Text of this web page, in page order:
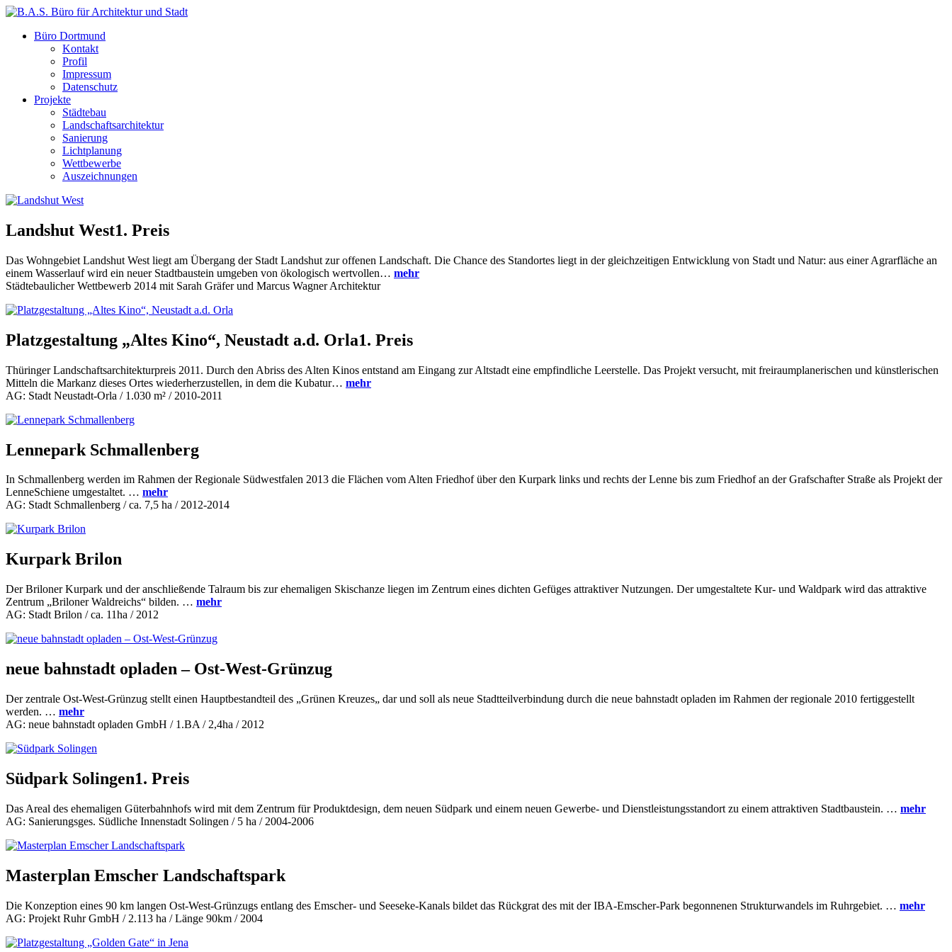
Büro Dortmund
Kontakt
Profil
Impressum
Datenschutz
Projekte
Städtebau
Landschaftsarchitektur
Sanierung
Lichtplanung
Wettbewerbe
Auszeichnungen
Landshut West1. Preis
Das Wohngebiet Landshut West liegt am Übergang der Stadt Landshut zur offenen Landschaft. Die Chance des Standortes liegt in der gleichzeitigen Entwicklung von Stadt und Natur: aus einer Agrarfläche an
einem Wasserlauf wird ein neuer Stadtbaustein umgeben von ökologisch wertvollen… mehr
Städtebaulicher Wettbewerb 2014 mit Sarah Gräfer und Marcus Wagner Architektur
Platzgestaltung „Altes Kino“, Neustadt a.d. Orla1. Preis
Thüringer Landschaftsarchitekturpreis 2011. Durch den Abriss des Alten Kinos entstand am Eingang zur Altstadt eine empfindliche Leerstelle. Das Projekt versucht, mit freiraumplanerischen und künstlerischen
Mitteln die Markanz dieses Ortes wiederherzustellen, in dem die Kubatur… mehr
AG: Stadt Neustadt-Orla / 1.030 m² / 2010-2011
Lennepark Schmallenberg
In Schmallenberg werden im Rahmen der Regionale Südwestfalen 2013 die Flächen vom Alten Friedhof über den Kurpark links und rechts der Lenne bis zum Friedhof an der Grafschafter Straße als Projekt der
LenneSchiene umgestaltet. … mehr
AG: Stadt Schmallenberg / ca. 7,5 ha / 2012-2014
Kurpark Brilon
Der Briloner Kurpark und der anschließende Talraum bis zur ehemaligen Skischanze liegen im Zentrum eines dichten Gefüges attraktiver Nutzungen. Der umgestaltete Kur- und Waldpark wird das attraktive
Zentrum „Briloner Waldreichs“ bilden. … mehr
AG: Stadt Brilon / ca. 11ha / 2012
neue bahnstadt opladen – Ost-West-Grünzug
Der zentrale Ost-West-Grünzug stellt einen Hauptbestandteil des „Grünen Kreuzes„ dar und soll als neue Stadtteilverbindung durch die neue bahnstadt opladen im Rahmen der regionale 2010 fertiggestellt
werden. … mehr
AG: neue bahnstadt opladen GmbH / 1.BA / 2,4ha / 2012
Südpark Solingen1. Preis
Das Areal des ehemaligen Güterbahnhofs wird mit dem Zentrum für Produktdesign, dem neuen Südpark und einem neuen Gewerbe- und Dienstleistungsstandort zu einem attraktiven Stadtbaustein. … mehr
AG: Sanierungsges. Südliche Innenstadt Solingen / 5 ha / 2004-2006
Masterplan Emscher Landschaftspark
Die Konzeption eines 90 km langen Ost-West-Grünzugs entlang des Emscher- und Seeseke-Kanals bildet das Rückgrat des mit der IBA-Emscher-Park begonnenen Strukturwandels im Ruhrgebiet. … mehr
AG: Projekt Ruhr GmbH / 2.113 ha / Länge 90km / 2004